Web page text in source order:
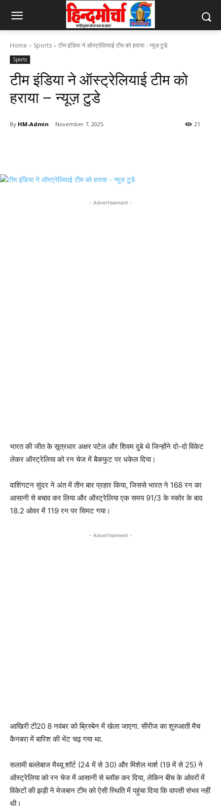
Home Sports टीम इंडिया ने ऑस्ट्रेलियाई टीम को हराया - न्यूज़ टुडे
Sports
टीम इंडिया ने ऑस्ट्रेलियाई टीम को
हराया – न्यूज़ टुडे
By HM-Admin November 7, 2025 21
- Advertisement -
भारत की जीत के सूत्रधार अक्षर पटेल और शिवम दुबे थे जिन्होंने दो-दो विकेट
लेकर ऑस्ट्रेलिया को रन चेज में बैकफुट पर धकेल दिया।
वाशिंगटन सुंदर ने अंत में तीन बार प्रहार किया, जिससे भारत ने 168 रन का
आसानी से बचाव कर लिया और ऑस्ट्रेलिया एक समय 91/3 के स्कोर के बाद
18.2 ओवर में 119 रन पर सिमट गया।
- Advertisement -
आखिरी टी20 8 नवंबर को ब्रिस्बेन में खेला जाएगा. सीरीज का शुरुआती मैच
कैनबरा में बारिश की भेंट चढ़ गया था.
सलामी बल्लेबाज मैथ्यू शॉर्ट (24 में से 30) और मिशेल मार्श (19 में से 25) ने
ऑस्ट्रेलिया को रन चेज में आसानी से ब्लॉक कर दिया, लेकिन बीच के ओवरों में
विकेटों की झड़ी ने मेजबान टीम को ऐसी स्थिति में पहुंचा दिया कि वापसी संभव नहीं
थी।